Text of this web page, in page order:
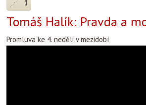
1
Tomáš Halík: Pravda a
Promluva ke 4. neděli v mezidobí